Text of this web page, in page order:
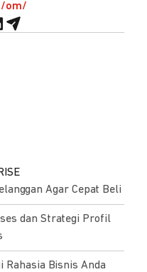
om/
Agar Cepat Beli
dan Strategi Profil
Rahasia Bisnis Anda